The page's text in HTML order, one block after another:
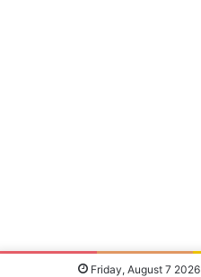
Friday, August 7 2026